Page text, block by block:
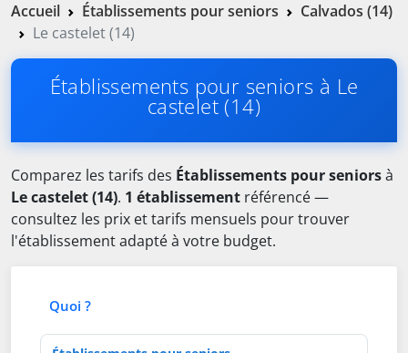
Accueil Établissements pour seniors
Calvados (14)
Le castelet (14)
Établissements pour seniors à Le
castelet (14)
Comparez les tarifs des Établissements pour seniorsà
Le castelet (14). 1 établissement référencé —
consultez les prix et tarifs mensuels pour trouver
l'établissement adapté à votre budget.
Quoi ?
Type d'établissement